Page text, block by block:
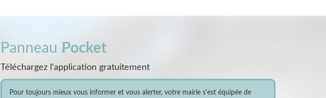
Panneau Pocket
Téléchargez l'application gratuitement
Pour toujours mieux vous informer et vous alerter, votre mairie s'est équipée de